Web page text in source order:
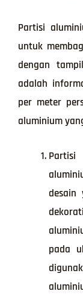
Partisi
untuk
dengan
adalah
per meter
aluminium
pada